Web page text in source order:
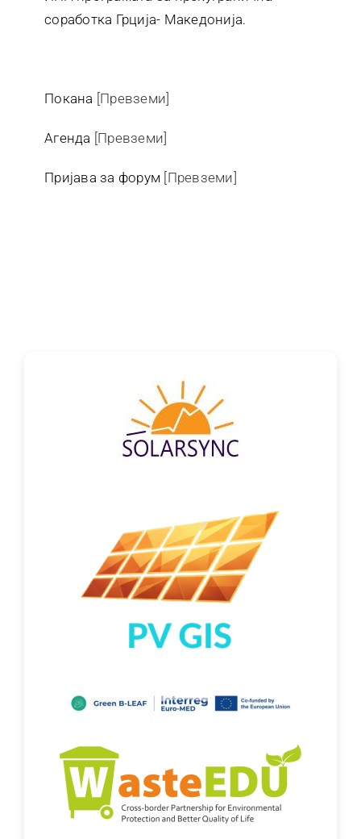
соработка Грција- Македонија.
Покана [Превземи]
Агенда [Превземи]
Пријава за форум [Превземи]